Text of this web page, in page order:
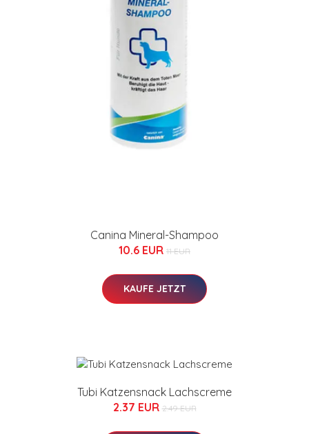
Canina Mineral-Shampoo
10.6 EUR 11 EUR
KAUFE JETZT
Tubi Katzensnack Lachscreme
2.37 EUR 2.49 EUR